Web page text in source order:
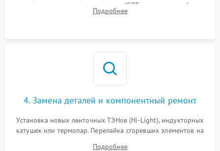
модуля, реле, диодных мостов и IGBT-транзисторов (для
индукции). Проверка кранов и газ-контроля (для газовых
Подробнее
4. Замена деталей и компонентный ремонт
Установка новых ленточных ТЭНов (Hi-Light), индукторных
катушек или термопар. Перепайка сгоревших элементов на
Подробнее